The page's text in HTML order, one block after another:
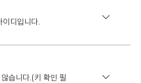
이디입니다.
습니다.(키 확인 필